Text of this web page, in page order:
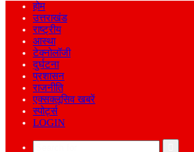
होम
उत्तराखंड
राष्ट्रीय
आस्था
टेक्नोलॉजी
दुर्घटना
प्रशासन
राजनीति
एक्सक्लूसिव खबरें
स्पोर्ट्स
LOGIN